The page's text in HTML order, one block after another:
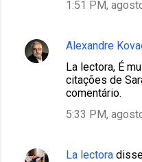
1:51 PM,
Alexandre
La lectora, É
citações de
comentário.
5:33 PM,
La lectora